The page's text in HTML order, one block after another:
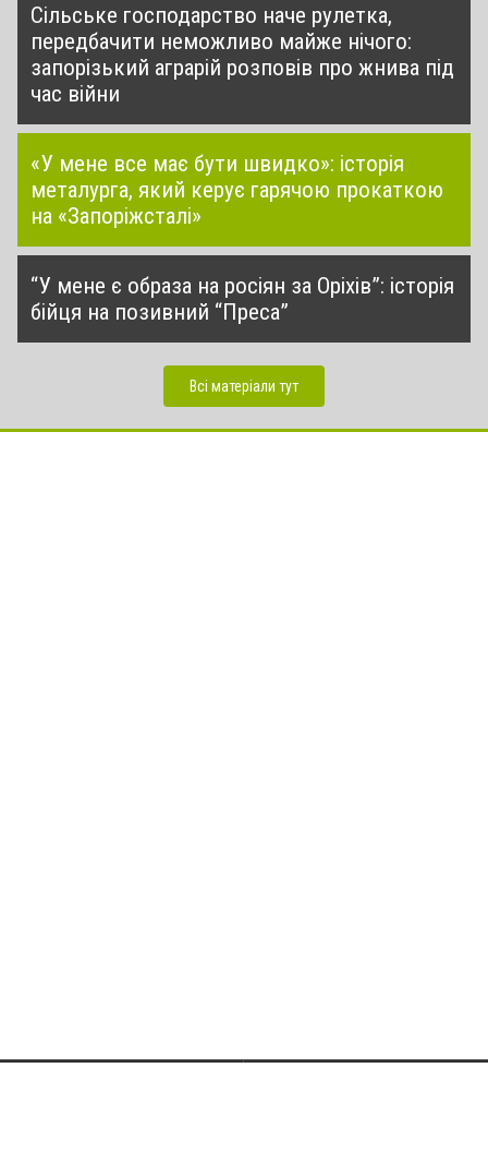
Сільське господарство наче рулетка,
передбачити неможливо майже нічого:
запорізький аграрій розповів про жнива під
час війни
«У мене все має бути швидко»: історія
металурга, який керує гарячою прокаткою
на «Запоріжсталі»
“У мене є образа на росіян за Оріхів”: історія
бійця на позивний “Преса”
Всі матеріали тут